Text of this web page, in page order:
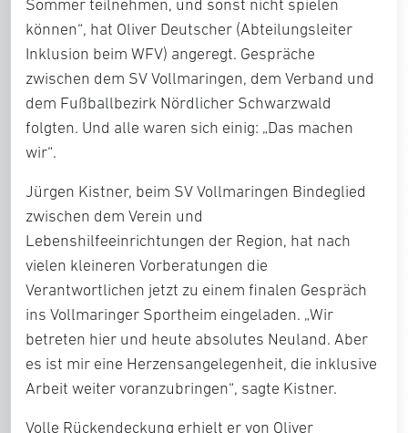
Sommer teilnehmen, und sonst nicht spielen
können“, hat Oliver Deutscher (Abteilungsleiter
Inklusion beim WFV) angeregt. Gespräche
zwischen dem SV Vollmaringen, dem Verband und
dem Fußballbezirk Nördlicher Schwarzwald
folgten. Und alle waren sich einig: „Das machen
wir“.
Jürgen Kistner, beim SV Vollmaringen Bindeglied
zwischen dem Verein und
Lebenshilfeeinrichtungen der Region, hat nach
vielen kleineren Vorberatungen die
Verantwortlichen jetzt zu einem finalen Gespräch
ins Vollmaringer Sportheim eingeladen. „Wir
betreten hier und heute absolutes Neuland. Aber
es ist mir eine Herzensangelegenheit, die inklusive
Arbeit weiter voranzubringen“, sagte Kistner.
Volle Rückendeckung erhielt er von Oliver